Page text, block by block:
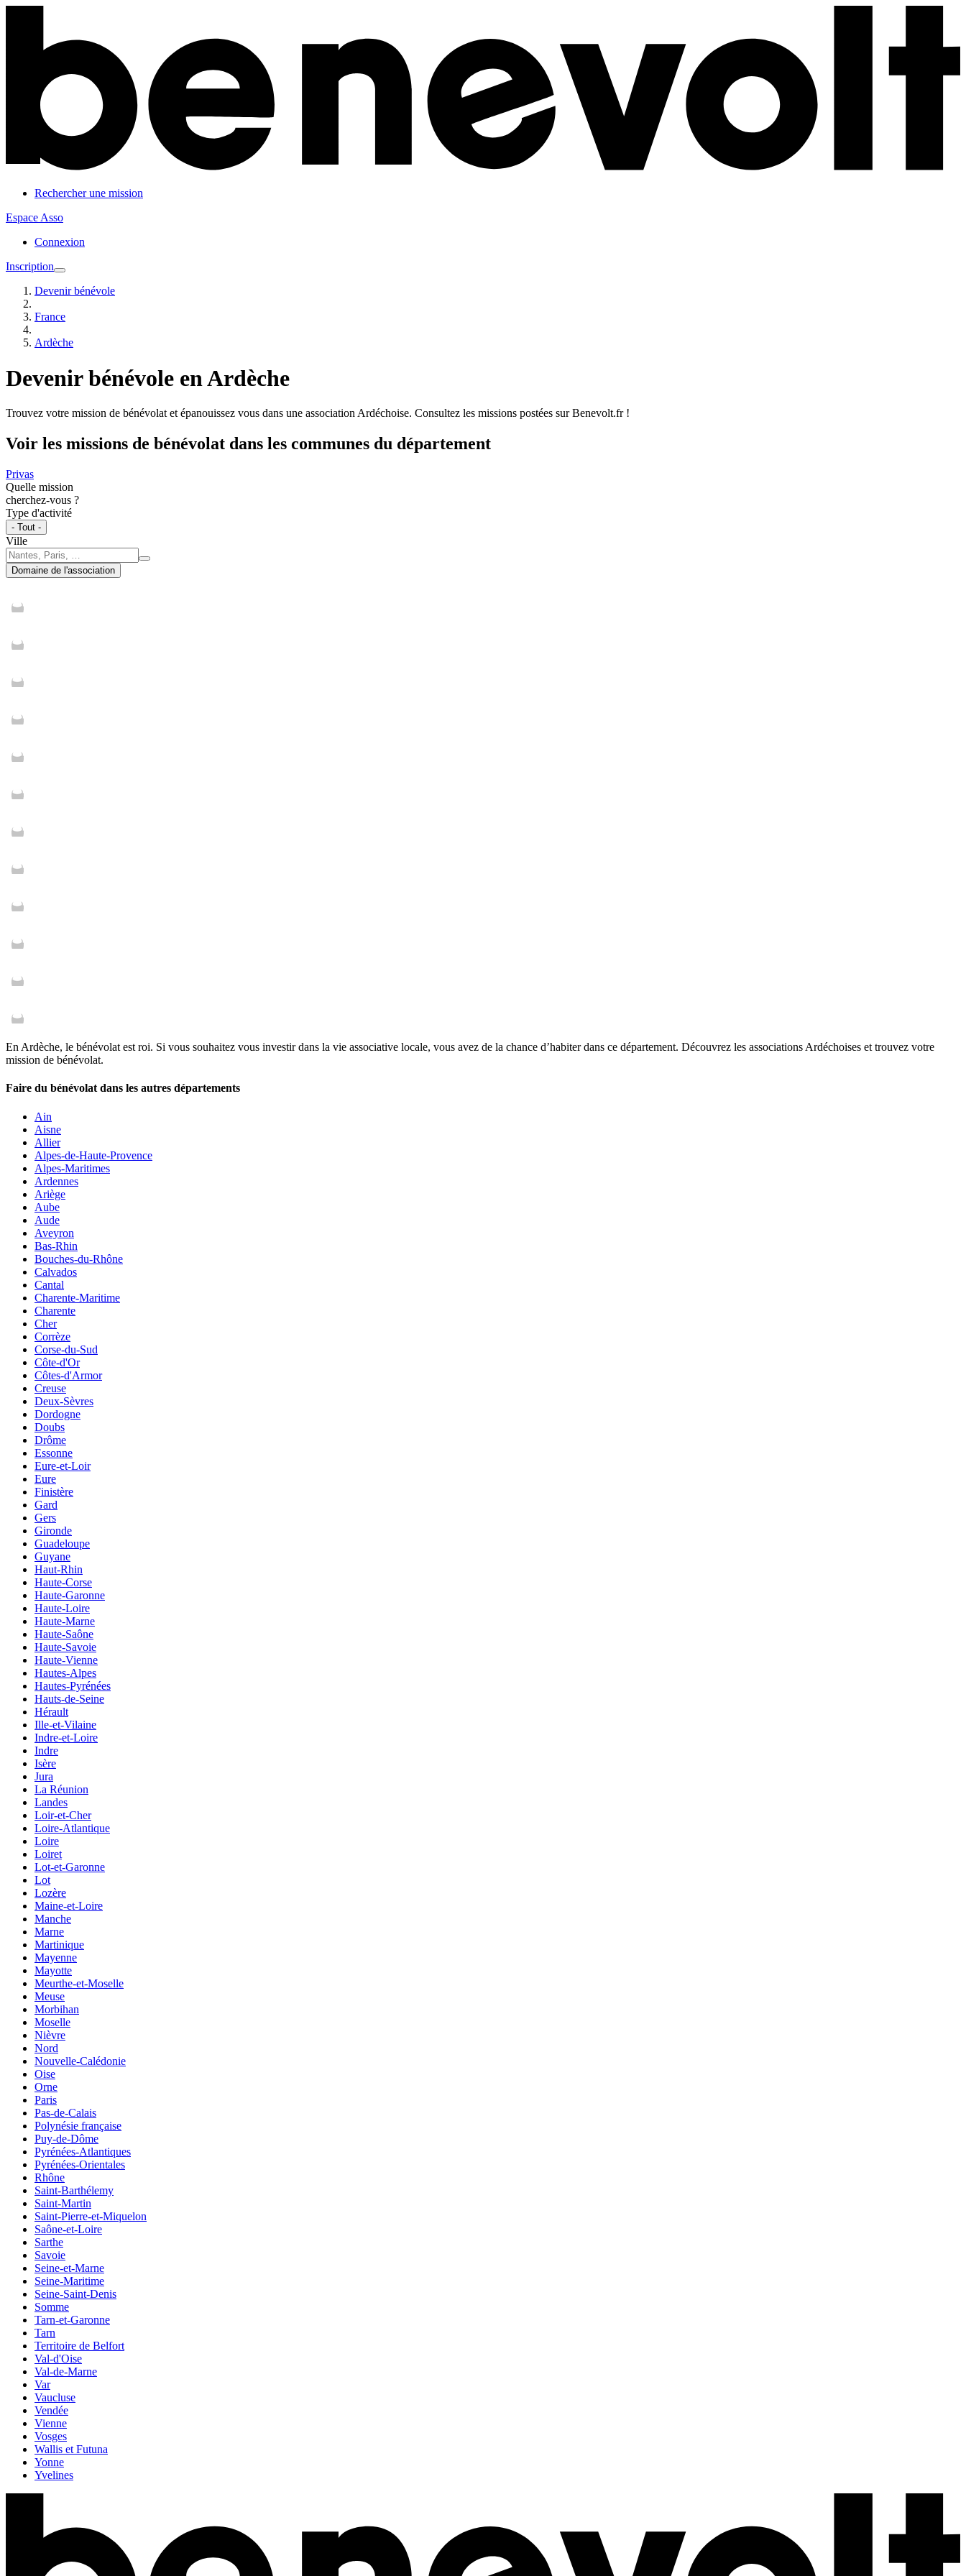
Rechercher une mission
Espace Asso
Connexion
Inscription
Devenir bénévole
France
Ardèche
Devenir bénévole en Ardèche
Trouvez votre mission de bénévolat et épanouissez vous dans une association Ardéchoise. Consultez les missions postées sur Benevolt.fr !
Voir les missions de bénévolat dans les communes du département
Privas
Quelle mission
cherchez-vous ?
Type d'activité
- Tout -
Ville
Domaine de l'association
En Ardèche, le bénévolat est roi. Si vous souhaitez vous investir dans la vie associative locale, vous avez de la chance d’habiter dans ce département. Découvrez les associations Ardéchoises et trouvez votre
mission de bénévolat.
Faire du bénévolat dans les autres départements
Ain
Aisne
Allier
Alpes-de-Haute-Provence
Alpes-Maritimes
Ardennes
Ariège
Aube
Aude
Aveyron
Bas-Rhin
Bouches-du-Rhône
Calvados
Cantal
Charente-Maritime
Charente
Cher
Corrèze
Corse-du-Sud
Côte-d'Or
Côtes-d'Armor
Creuse
Deux-Sèvres
Dordogne
Doubs
Drôme
Essonne
Eure-et-Loir
Eure
Finistère
Gard
Gers
Gironde
Guadeloupe
Guyane
Haut-Rhin
Haute-Corse
Haute-Garonne
Haute-Loire
Haute-Marne
Haute-Saône
Haute-Savoie
Haute-Vienne
Hautes-Alpes
Hautes-Pyrénées
Hauts-de-Seine
Hérault
Ille-et-Vilaine
Indre-et-Loire
Indre
Isère
Jura
La Réunion
Landes
Loir-et-Cher
Loire-Atlantique
Loire
Loiret
Lot-et-Garonne
Lot
Lozère
Maine-et-Loire
Manche
Marne
Martinique
Mayenne
Mayotte
Meurthe-et-Moselle
Meuse
Morbihan
Moselle
Nièvre
Nord
Nouvelle-Calédonie
Oise
Orne
Paris
Pas-de-Calais
Polynésie française
Puy-de-Dôme
Pyrénées-Atlantiques
Pyrénées-Orientales
Rhône
Saint-Barthélemy
Saint-Martin
Saint-Pierre-et-Miquelon
Saône-et-Loire
Sarthe
Savoie
Seine-et-Marne
Seine-Maritime
Seine-Saint-Denis
Somme
Tarn-et-Garonne
Tarn
Territoire de Belfort
Val-d'Oise
Val-de-Marne
Var
Vaucluse
Vendée
Vienne
Vosges
Wallis et Futuna
Yonne
Yvelines